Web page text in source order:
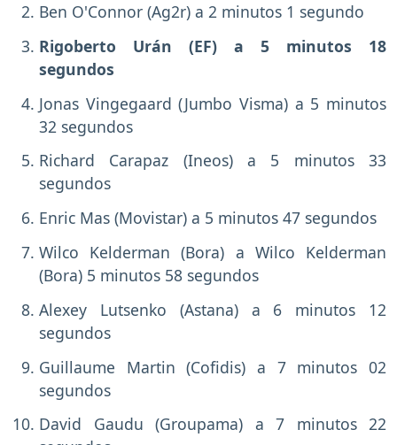
Ben O'Connor (Ag2r) a 2 minutos 1 segundo
Rigoberto Urán (EF) a 5 minutos 18
segundos
Jonas Vingegaard (Jumbo Visma) a 5 minutos
32 segundos
Richard Carapaz (Ineos) a 5 minutos 33
segundos
Enric Mas (Movistar) a 5 minutos 47 segundos
Wilco Kelderman (Bora) a Wilco Kelderman
(Bora) 5 minutos 58 segundos
Alexey Lutsenko (Astana) a 6 minutos 12
segundos
Guillaume Martin (Cofidis) a 7 minutos 02
segundos
David Gaudu (Groupama) a 7 minutos 22